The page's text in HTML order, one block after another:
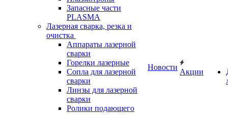
Запасные части
PLASMA
Лазерная сварка, резка и
очистка
Аппараты лазерной
сварки
Горелки лазерные
Сопла для лазерной
сварки
Линзы для лазерной
сварки
Ролики подающего
Новости
Акции